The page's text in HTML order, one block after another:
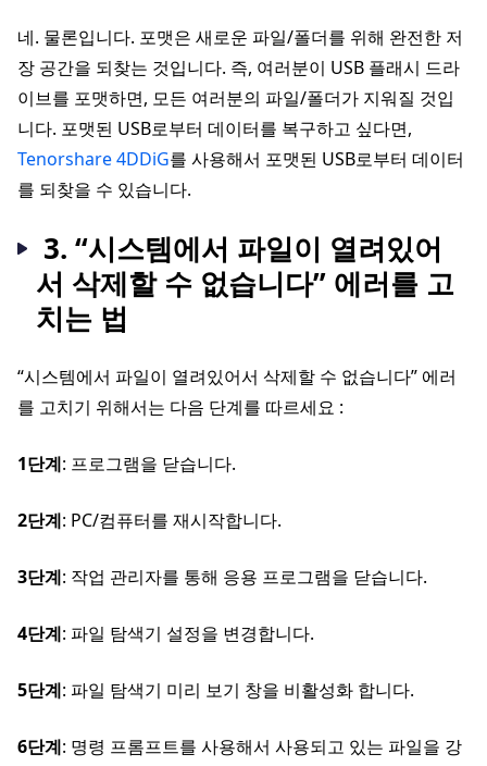
네. 물론입니다. 포맷은 새로운 파일/폴더를 위해 완전한 저
장 공간을 되찾는 것입니다. 즉, 여러분이 USB 플래시 드라
이브를 포맷하면, 모든 여러분의 파일/폴더가 지워질 것입
니다. 포맷된 USB로부터 데이터를 복구하고 싶다면,
Tenorshare 4DDiG를 사용해서 포맷된 USB로부터 데이터
를 되찾을 수 있습니다.
3. “시스템에서 파일이 열려있어
서 삭제할 수 없습니다” 에러를 고
치는 법
“시스템에서 파일이 열려있어서 삭제할 수 없습니다” 에러
를 고치기 위해서는 다음 단계를 따르세요 :
1단계: 프로그램을 닫습니다.
2단계: PC/컴퓨터를 재시작합니다.
3단계: 작업 관리자를 통해 응용 프로그램을 닫습니다.
4단계: 파일 탐색기 설정을 변경합니다.
5단계: 파일 탐색기 미리 보기 창을 비활성화 합니다.
6단계: 명령 프롬프트를 사용해서 사용되고 있는 파일을 강